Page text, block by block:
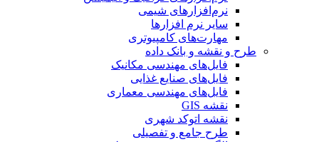
نرم‌افزارهای شیمی
سایر نرم افزارها
مهارت‌های کامپیوتری
طرح و نقشه و بانک داده
فایل‌های مهندسی مکانیک
فایل‌های صنایع غذایی
فایل‌های مهندسی معماری
نقشه GIS
نقشه اتوکد شهری
طرح جامع و تفصیلی